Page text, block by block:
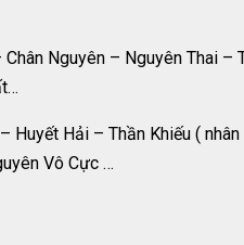
Chân Nguyên – Nguyên Thai
Huyết Hải – Thần Khiếu (
Vô Cực …